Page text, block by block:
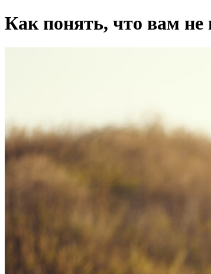
Как понять, что вам не